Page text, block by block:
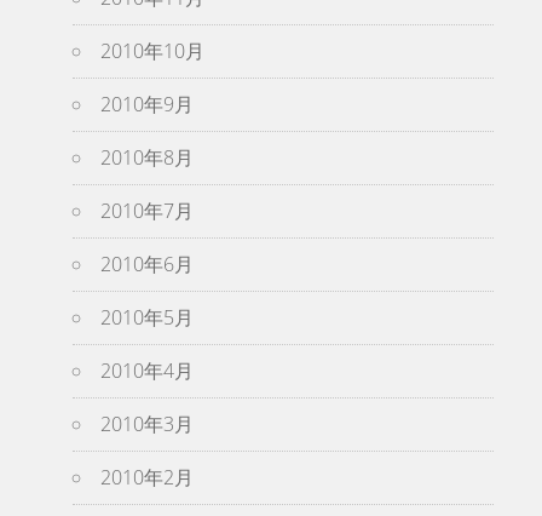
2010年10月
2010年9月
2010年8月
2010年7月
2010年6月
2010年5月
2010年4月
2010年3月
2010年2月